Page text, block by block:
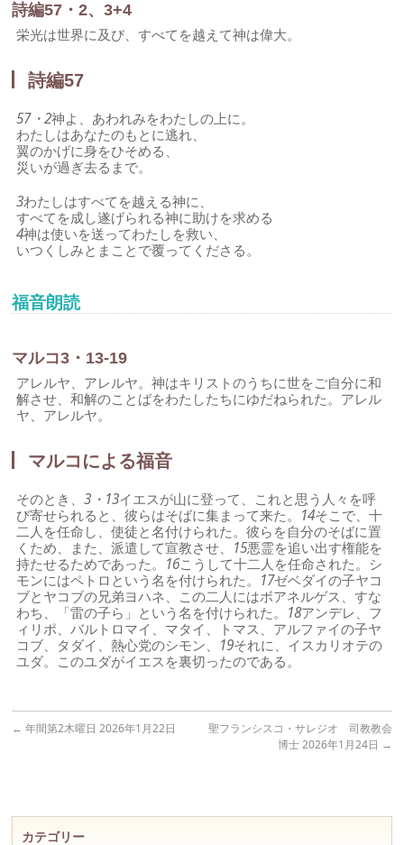
詩編57・2、3+4
栄光は世界に及び、すべてを越えて神は偉大。
詩編57
57・2神よ、あわれみをわたしの上に。
わたしはあなたのもとに逃れ、
翼のかげに身をひそめる、
災いが過ぎ去るまで。
3わたしはすべてを越える神に、
すべてを成し遂げられる神に助けを求める
4神は使いを送ってわたしを救い、
いつくしみとまことで覆ってくださる。
福音朗読
マルコ3・13-19
アレルヤ、アレルヤ。神はキリストのうちに世をご自分に和
解させ、和解のことばをわたしたちにゆだねられた。アレル
ヤ、アレルヤ。
マルコによる福音
そのとき、3・13イエスが山に登って、これと思う人々を呼
び寄せられると、彼らはそばに集まって来た。 14そこで、十
二人を任命し、使徒と名付けられた。彼らを自分のそばに置
くため、また、派遣して宣教させ、 15悪霊を追い出す権能を
持たせるためであった。 16こうして十二人を任命された。シ
モンにはペトロという名を付けられた。 17ゼベダイの子ヤコ
ブとヤコブの兄弟ヨハネ、この二人にはボアネルゲス、すな
わち、「雷の子ら」という名を付けられた。 18アンデレ、フ
ィリポ、バルトロマイ、マタイ、トマス、アルファイの子ヤ
コブ、タダイ、熱心党のシモン、 19それに、イスカリオテの
ユダ。このユダがイエスを裏切ったのである。
← 年間第2木曜日 2026年1月22日
聖フランシスコ・サレジオ 司教教会
博士 2026年1月24日 →
カテゴリー